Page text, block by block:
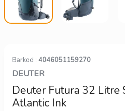
Barkod : 4046051159270
DEUTER
Deuter Futura 32 Litre
Atlantic Ink